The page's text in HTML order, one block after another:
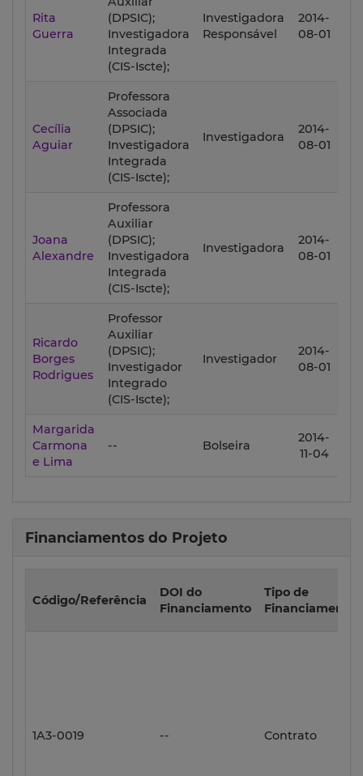
Rita
Guerra
(DPSIC);
Investigadora
Integrada
(CIS-Iscte);
Investigadora
Responsável
2014-
08-01
Cecília
Aguiar
Professora
Associada
(DPSIC);
Investigadora
Integrada
(CIS-Iscte);
Investigadora
2014-
08-01
Joana
Alexandre
Professora
Auxiliar
(DPSIC);
Investigadora
Integrada
(CIS-Iscte);
Investigadora
2014-
08-01
Ricardo
Borges
Rodrigues
Professor
Auxiliar
(DPSIC);
Investigador
Integrado
(CIS-Iscte);
Investigador
2014-
08-01
Margarida
Carmona
e Lima
-- Bolseira
2014-
11-04
Financiamentos do Projeto
Código/Referência
DOI do
Financiamento
Tipo de
Financiamento
1A3-0019 -- Contrato